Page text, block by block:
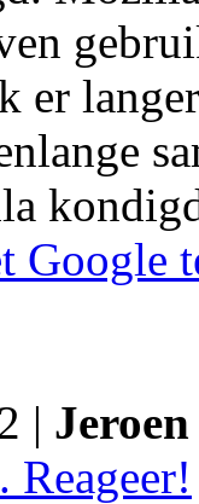
er
Google
|
Reageer!